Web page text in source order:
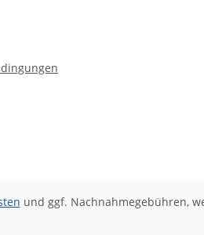
und ggf. Nachnahmegebühren,